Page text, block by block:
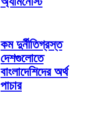
কম দুর্নীতিগ্রস্ত
দেশগুলোতে
বাংলাদেশিদের অর্থ
পাচার